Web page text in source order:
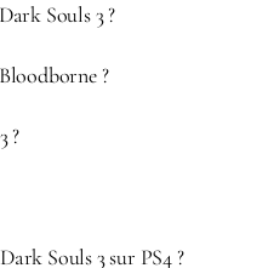
Souls 3 ?
?
?
Souls 3 sur PS4 ?